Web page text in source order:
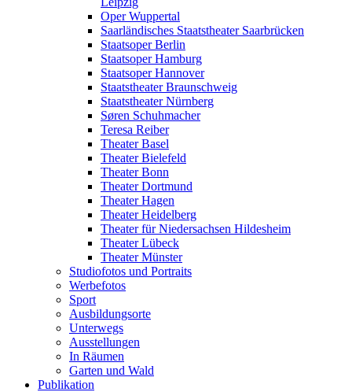
Oper Wuppertal
Saarländisches Staatstheater Saarbrücken
Staatsoper Berlin
Staatsoper Hamburg
Staatsoper Hannover
Staatstheater Braunschweig
Staatstheater Nürnberg
Søren Schuhmacher
Teresa Reiber
Theater Basel
Theater Bielefeld
Theater Bonn
Theater Dortmund
Theater Hagen
Theater Heidelberg
Theater für Niedersachsen Hildesheim
Theater Lübeck
Theater Münster
Studiofotos und Portraits
Werbefotos
Sport
Ausbildungsorte
Unterwegs
Ausstellungen
In Räumen
Garten und Wald
Publikation